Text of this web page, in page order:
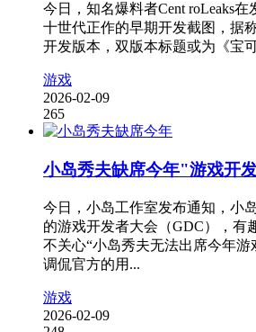
今日，知名爆料者Cent roLeaks
十世代正作的早期开发截图，据
开发版本，双版本标题或为《宝
游戏
2026-02-09
265
小岛秀夫缺席今年"游戏开
今日，小岛工作室发布通知，小
的游戏开发者大会（GDC），有
不关心“小岛秀夫无法出席今年游
调侃官方的用...
游戏
2026-02-09